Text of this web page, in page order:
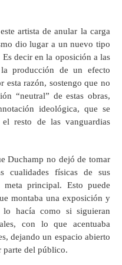
artista de anular la carga
dio lugar a un nuevo tipo
decir en la oposición a las
producción de un efecto
esta razón, sostengo que no
“neutral” de estas obras,
ideológica, que se
resto de las vanguardias
Duchamp no dejó de tomar
físicas de sus
principal. Esto puede
montaba una exposición y
hacía como si siguieran
con lo que acentuaba
dejando un espacio abierto
parte del público.